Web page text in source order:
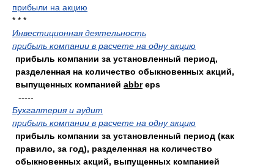
прибыли на акцию
* * *
Инвестиционная деятельность
прибыль компании в расчете на одну акцию
прибыль компании за установленный период,
разделенная на количество обыкновенных акций,
выпущенных компанией abbreps
-----
Бухгалтерия и аудит
прибыль компании в расчете на одну акцию
прибыль компании за установленный период (как
правило, за год), разделенная на количество
обыкновенных акций, выпущенных компанией